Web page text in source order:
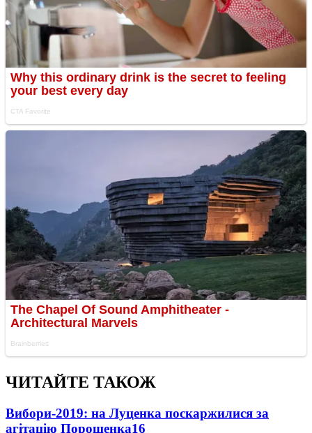
ЧИТАЙТЕ ТАКОЖ
Вибори-2019: на Луценка поскаржилися за
агітацію Порошенка16